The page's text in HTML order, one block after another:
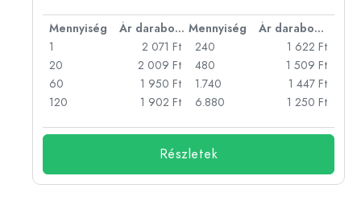
Mennyiség Ár darabonként Mennyiség
Ár darabonként
1
2 071 Ft
20
2 009 Ft
60
1 950 Ft
120
1 902 Ft
240
1 622 Ft
480
1 509 Ft
1.740
1 447 Ft
6.880
1 250 Ft
Részletek